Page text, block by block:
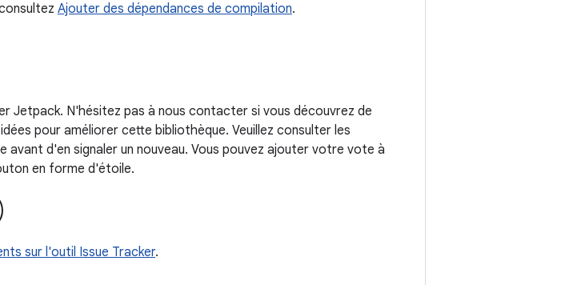
Ajouter des dépendances de compilation.
Jetpack. N'hésitez pas à nous contacter si vous découvrez de
pour améliorer cette bibliothèque. Veuillez consulter les
avant d'en signaler un nouveau. Vous pouvez ajouter votre vote à
en forme d'étoile.
sur l'outil Issue Tracker.